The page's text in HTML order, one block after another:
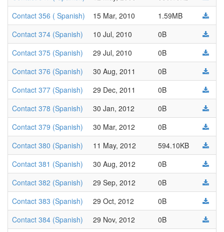
Contact 356 ( Spanish)
15 Mar, 2010
1.59MB
Contact 374 (Spanish)
10 Jul, 2010
0B
Contact 375 (Spanish)
29 Jul, 2010
0B
Contact 376 (Spanish)
30 Aug, 2011
0B
Contact 377 (Spanish)
29 Dec, 2011
0B
Contact 378 (Spanish)
30 Jan, 2012
0B
Contact 379 (Spanish)
30 Mar, 2012
0B
Contact 380 (Spanish)
11 May, 2012
594.10KB
Contact 381 (Spanish)
30 Aug, 2012
0B
Contact 382 (Spanish)
29 Sep, 2012
0B
Contact 383 (Spanish)
29 Oct, 2012
0B
Contact 384 (Spanish)
29 Nov, 2012
0B